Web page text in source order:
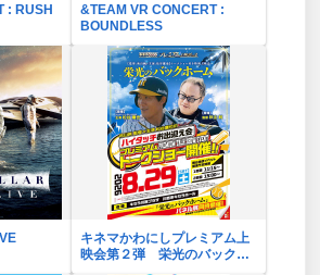
: RUSH
&TEAM VR CONCERT :
BOUNDLESS
キネマかわにしプレミアム上
映会第２弾 栄光のバックホ